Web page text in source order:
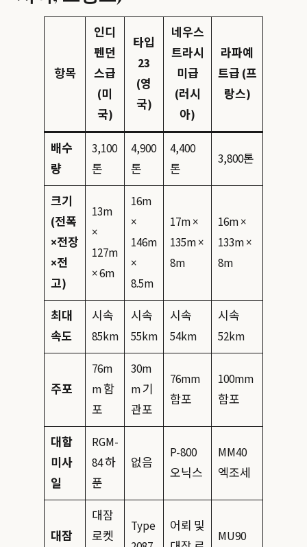
항목
인디
펜던
스급
(미
국)
타입
23
(영
국)
네우스
트라시
미급
(러시
아)
라파예
트급 (프
랑스)
배수
량
3,100
톤
4,900
톤
4,400
톤
3,800톤
크기
(전폭
×전장
×전
고)
13m
×
127m
× 6m
16m
×
146m
×
8.5m
17m ×
135m ×
8m
16m ×
133m ×
8m
최대
속도
시속
85km
시속
55km
시속
54km
시속
52km
주포
76m
m 함
포
30m
m 기
관포
76mm
함포
100mm
함포
대함
미사
일
RGM-
84 하
푼
없음
P-800
오닉스
MM40
엑조세
대잠
대잠
로켓
Type
어뢰 및
MU90